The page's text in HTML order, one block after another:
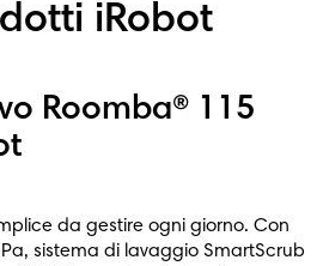
iRobot
Roomba® 115
da gestire ogni giorno. Con
sistema di lavaggio SmartScrub